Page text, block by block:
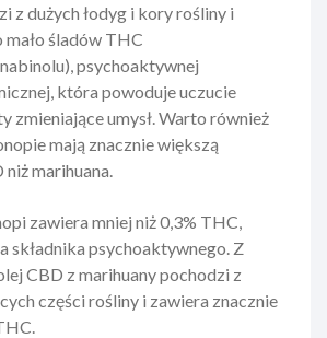
z dużych łodyg i kory rośliny i
śladów THC
psychoaktywnej
która powoduje uczucie
zmieniające umysł. Warto również
mają znacznie większą
marihuana.
zawiera mniej niż 0,3% THC,
składnika psychoaktywnego. Z
CBD z marihuany pochodzi z
części rośliny i zawiera znacznie